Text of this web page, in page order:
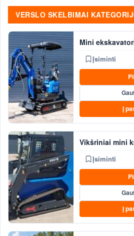
VERSLO SKELBIMAI
Mini
Įsiminti
Į
Vikšriniai mini
Įsiminti
Į